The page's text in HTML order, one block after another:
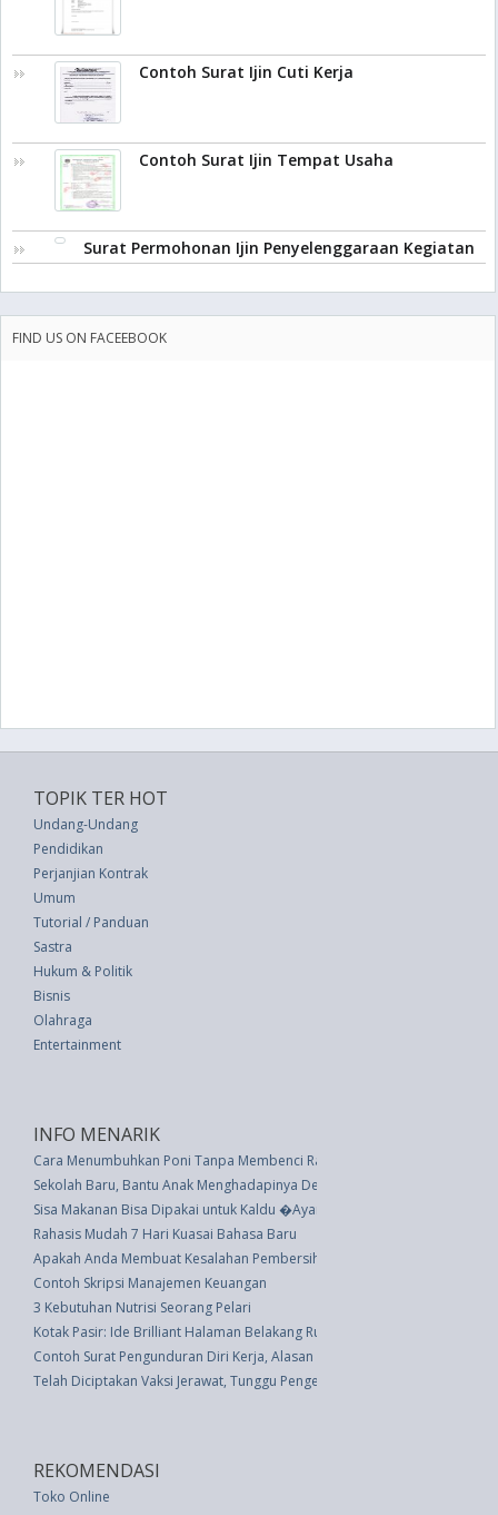
Contoh Surat Ijin Cuti Kerja
Contoh Surat Ijin Tempat Usaha
Surat Permohonan Ijin Penyelenggaraan Kegiatan
FIND US ON FACEEBOOK
TOPIK TER HOT
Undang-Undang
Pendidikan
Perjanjian Kontrak
Umum
Tutorial / Panduan
Sastra
Hukum & Politik
Bisnis
Olahraga
Entertainment
INFO MENARIK
Cara Menumbuhkan Poni Tanpa Membenci Rambut Seluruhnya
Sekolah Baru, Bantu Anak Menghadapinya Dengan Tips Ini
Sisa Makanan Bisa Dipakai untuk Kaldu �Ayam� Vegan, Apa yang
Rahasis Mudah 7 Hari Kuasai Bahasa Baru
Apakah Anda Membuat Kesalahan Pembersihan Wajah ini?
Contoh Skripsi Manajemen Keuangan
3 Kebutuhan Nutrisi Seorang Pelari
Kotak Pasir: Ide Brilliant Halaman Belakang Rumah untuk Anak-Anak
Contoh Surat Pengunduran Diri Kerja, Alasan Diterima Ditempat Lain
Telah Diciptakan Vaksi Jerawat, Tunggu Pengembangannya
REKOMENDASI
Toko Online